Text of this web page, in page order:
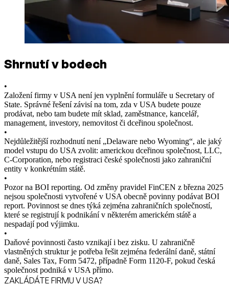
Shrnutí v bodech
•
Založení firmy v USA není jen vyplnění formuláře u Secretary of
State. Správné řešení závisí na tom, zda v USA budete pouze
prodávat, nebo tam budete mít sklad, zaměstnance, kancelář,
management, investory, nemovitost či dceřinou společnost.
•
Nejdůležitější rozhodnutí není „Delaware nebo Wyoming“, ale jaký
model vstupu do USA zvolit: americkou dceřinou společnost, LLC,
C-Corporation, nebo registraci české společnosti jako zahraniční
entity v konkrétním státě.
•
Pozor na BOI reporting. Od změny pravidel FinCEN z března 2025
nejsou společnosti vytvořené v USA obecně povinny podávat BOI
report. Povinnost se dnes týká zejména zahraničních společností,
které se registrují k podnikání v některém americkém státě a
nespadají pod výjimku.
•
Daňové povinnosti často vznikají i bez zisku. U zahraničně
vlastněných struktur je potřeba řešit zejména federální daně, státní
daně, Sales Tax, Form 5472, případně Form 1120-F, pokud česká
společnost podniká v USA přímo.
ZAKLÁDÁTE FIRMU V USA?